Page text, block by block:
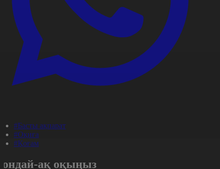
#Басты ақпарат
#Оқиға
#Қоғам
ақ оқыңыз